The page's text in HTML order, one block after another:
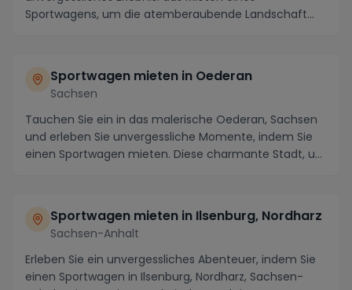
Sportwagens, um die atemberaubende Landschaft
Sportwagen mieten in Oederan
Sachsen
Tauchen Sie ein in das malerische Oederan, Sachsen
und erleben Sie unvergessliche Momente, indem Sie
einen Sportwagen mieten. Diese charmante Stadt, u...
Sportwagen mieten in Ilsenburg, Nordharz
Sachsen-Anhalt
Erleben Sie ein unvergessliches Abenteuer, indem Sie
einen Sportwagen in Ilsenburg, Nordharz, Sachsen-